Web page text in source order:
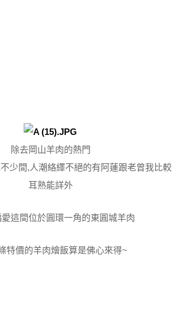
除去岡山羊肉的熱門
少間,人潮絡繹不絕的有阿蓮跟老曾我比較
耳熟能詳外
這間位於圓環一角的東圓城羊肉
特價的羊肉燴飯算是佛心來得~